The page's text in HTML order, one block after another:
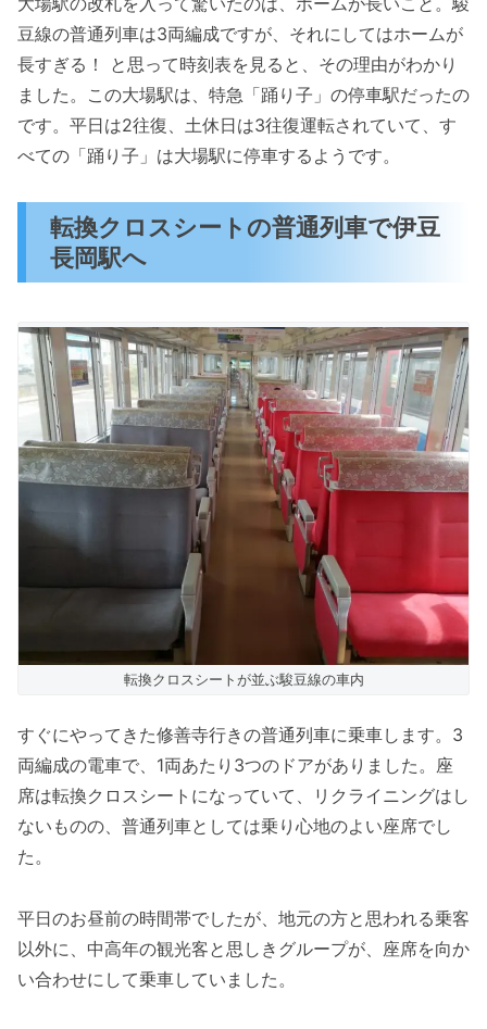
豆線の普通列車は3両編成ですが、それにしてはホームが
長すぎる！ と思って時刻表を見ると、その理由がわかり
ました。この大場駅は、特急「踊り子」の停車駅だったの
です。平日は2往復、土休日は3往復運転されていて、す
べての「踊り子」は大場駅に停車するようです。
転換クロスシートの普通列車で伊豆
長岡駅へ
転換クロスシートが並ぶ駿豆線の車内
すぐにやってきた修善寺行きの普通列車に乗車します。3
両編成の電車で、1両あたり3つのドアがありました。座
席は転換クロスシートになっていて、リクライニングはし
ないものの、普通列車としては乗り心地のよい座席でし
た。
平日のお昼前の時間帯でしたが、地元の方と思われる乗客
以外に、中高年の観光客と思しきグループが、座席を向か
い合わせにして乗車していました。